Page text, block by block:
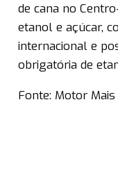
de cana no
etanol e açúcar,
internacional e
obrigatória de
Fonte: Motor